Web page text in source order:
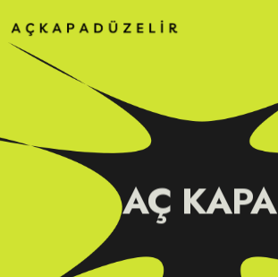
AÇ KAPA